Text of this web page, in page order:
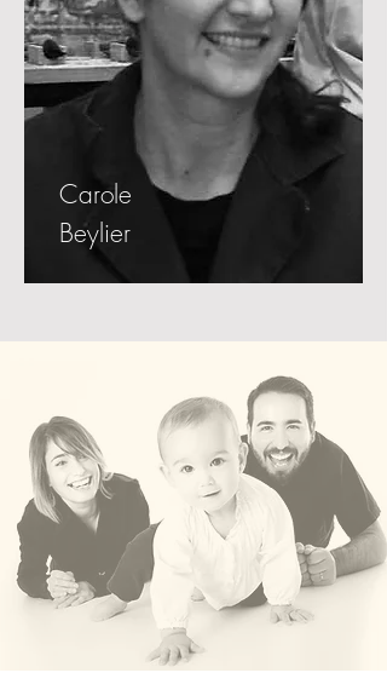
Carole
Beylier